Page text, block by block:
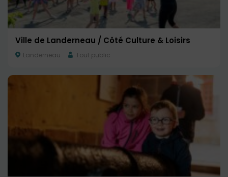
Ville de Landerneau / Côté Culture & Loisirs
Landerneau Tout public